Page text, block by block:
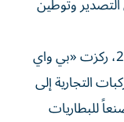
في البرازيل، وفي وقت مبكر من عام 2014، ركزت «بي واي
التجارية إلى
للبطاريات